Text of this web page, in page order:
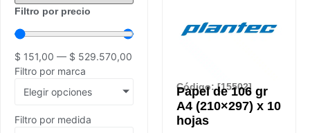
Filtro por precio
$ 151,00 — $ 529.570,00
Filtro por marca
Elegir opciones
Filtro por medida
Código: [15502]
Papel de 106 gr
A4 (210×297) x 10
hojas